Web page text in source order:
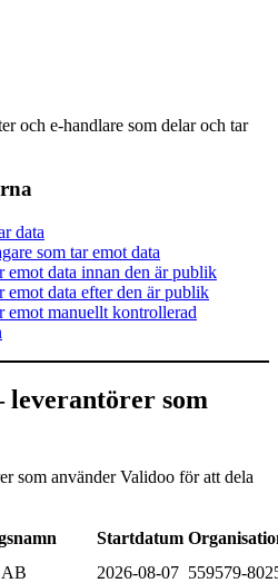
och e-handlare som delar och tar
data
som tar emot data
emot data innan den är publik
emot data efter den är publik
emot manuellt kontrollerad
leverantörer som
som använder Validoo för att dela
Startdatum
AB 2026-08-07 559579-